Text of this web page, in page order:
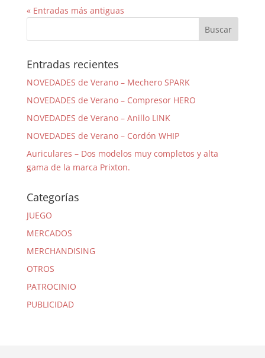
« Entradas más antiguas
Entradas recientes
NOVEDADES de Verano – Mechero SPARK
NOVEDADES de Verano – Compresor HERO
NOVEDADES de Verano – Anillo LINK
NOVEDADES de Verano – Cordón WHIP
Auriculares – Dos modelos muy completos y alta
gama de la marca Prixton.
Categorías
JUEGO
MERCADOS
MERCHANDISING
OTROS
PATROCINIO
PUBLICIDAD